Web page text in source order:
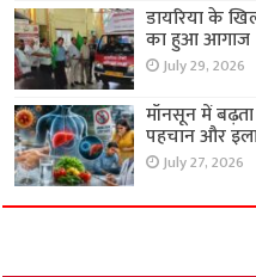
डायरिया के
का हुआ आगाज
July 29, 2026
मॉनसून में
पहचान और
July 27, 2026